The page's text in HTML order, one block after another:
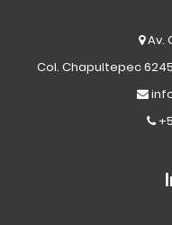
Av.
Col. Chapultepec